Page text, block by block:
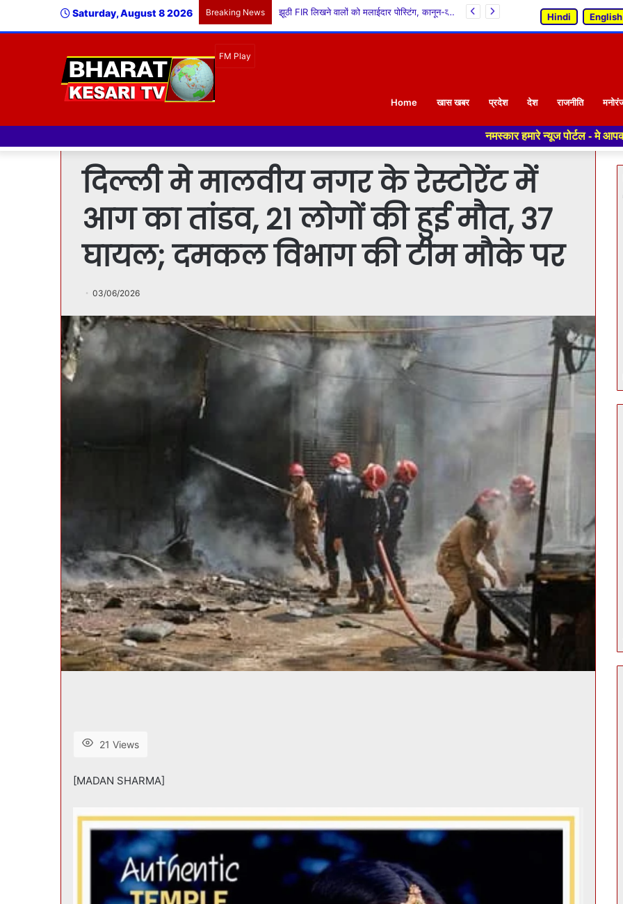
Saturday, August 8 2026 Breaking News 30 बैग की सीमा लगाकर कांग्रेस सरकार ने सेब उत्पादकों की कमर तोड़ी, क्या सिंडिकेट को फायदा पहुंचाने के लिए बागवानों पर थोपी जा रही है नई ‘वसूली’? : सांदीपनि भारद्वाज Hindi English
Home खास खबर प्रदेश देश राजनीति
नमस्कार हमारे न्यूज पोर्टल - मे आपका स्वागत हैं ,यहाँ आपको
दिल्ली मे मालवीय नगर के रेस्टोरेंट में
आग का तांडव, 21 लोगों की हुई मौत, 37
घायल; दमकल विभाग की टीम मौके पर
03/06/2026
21 Views
[MADAN SHARMA]